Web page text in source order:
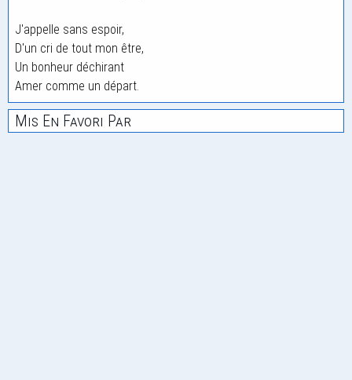
J'appelle sans espoir,
D'un cri de tout mon être,
Un bonheur déchirant
Amer comme un départ.
Mis En Favori Par